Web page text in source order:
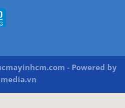
- Powered by